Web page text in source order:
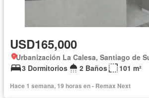
USD165,000
Urbanización La Calesa, Santiago de
3 Dormitorios
2 Baños 101 m²
Hace 1 semana, 19 horas en - Remax Next